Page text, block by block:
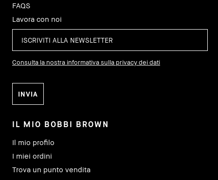
FAQS
Lavora con noi
Consulta la nostra informativa sulla privacy dei dati
IL MIO BOBBI BROWN
Il mio profilo
I miei ordini
Trova un punto vendita